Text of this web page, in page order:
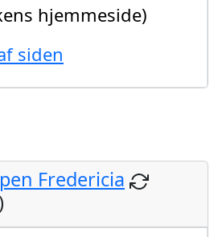
hjemmeside)
siden
Fredericia